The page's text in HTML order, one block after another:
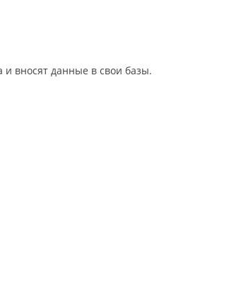
и вносят данные в свои базы.